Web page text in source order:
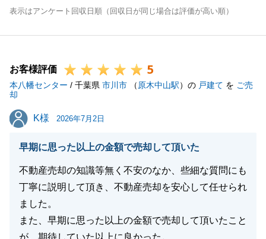
表示はアンケート回収日順（回収日が同じ場合は評価が高い順）
お客様評価 5
本八幡センター / 千葉県 市川市 （ 原木中山駅）の 戸建て を ご売
却
K様
K様 2026年7月2日
早期に思った以上の金額で売却して頂いた
不動産売却の知識等無く不安のなか、些細な質問にも
丁寧に説明して頂き、不動産売却を安心して任せられ
ました。
また、早期に思った以上の金額で売却して頂いたこと
が、期待していた以上に良かった。